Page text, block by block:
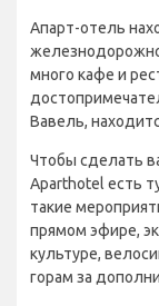
Апарт-отель
много кафе и
Вавель,
Чтобы сделать
Aparthotel есть
такие
прямом эфире,
культуре,
горам за